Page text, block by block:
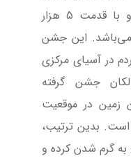
بیداری طبیعت شناخته شده و با قدمت 5 هزار
می‌باشد. این جشن
در آسیای مرکزی
جشن گرفته
زمین در موقعیت
است. بدین ترتیب،
گرم شدن کرده و